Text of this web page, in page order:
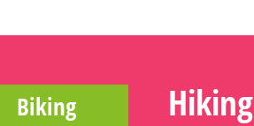
Biking Hiking